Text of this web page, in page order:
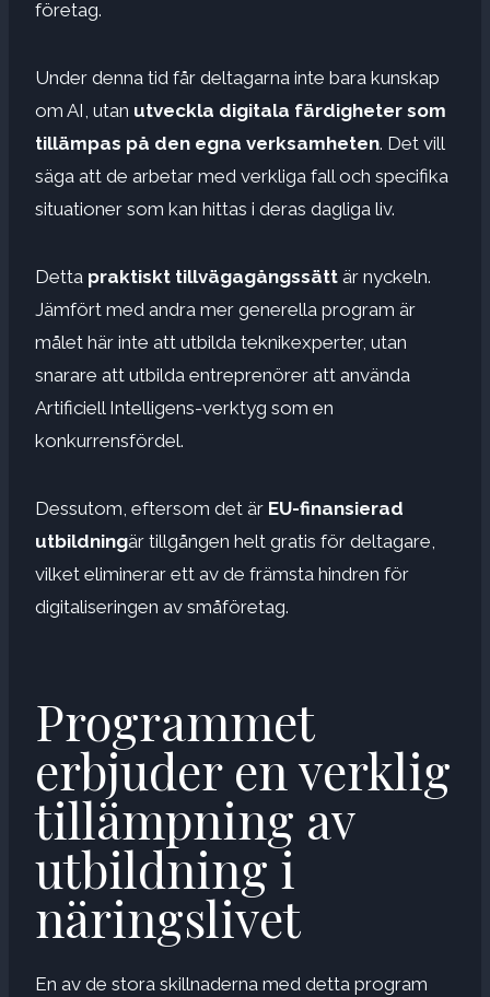
företag.
Under denna tid får deltagarna inte bara kunskap
om AI, utan utveckla digitala färdigheter som
tillämpas på den egna verksamheten. Det vill
säga att de arbetar med verkliga fall och specifika
situationer som kan hittas i deras dagliga liv.
Detta praktiskt tillvägagångssätt är nyckeln.
Jämfört med andra mer generella program är
målet här inte att utbilda teknikexperter, utan
snarare att utbilda entreprenörer att använda
Artificiell Intelligens-verktyg som en
konkurrensfördel.
Dessutom, eftersom det är EU-finansierad
utbildningär tillgången helt gratis för deltagare,
vilket eliminerar ett av de främsta hindren för
digitaliseringen av småföretag.
Programmet
erbjuder en verklig
tillämpning av
utbildning i
näringslivet
En av de stora skillnaderna med detta program